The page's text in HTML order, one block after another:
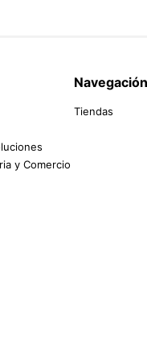
y Comercio
Navegación
Tiendas